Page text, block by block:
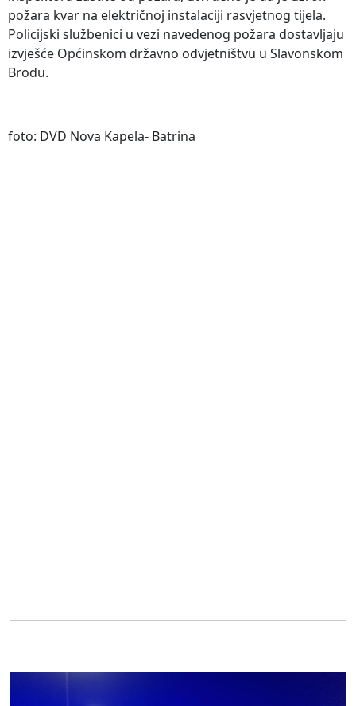
požara kvar na električnoj instalaciji rasvjetnog tijela.
Policijski službenici u vezi navedenog požara dostavljaju
izvješće Općinskom državno odvjetništvu u Slavonskom
Brodu.
foto: DVD Nova Kapela- Batrina